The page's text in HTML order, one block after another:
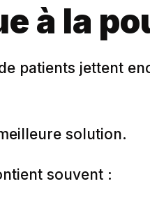
à la
patients jettent
solution.
souvent :